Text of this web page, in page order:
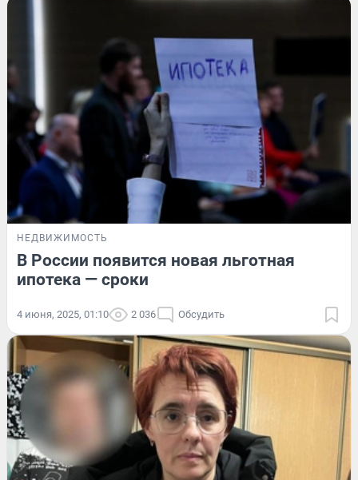
НЕДВИЖИМОСТЬ
В России появится новая льготная
ипотека — сроки
4 июня, 2025, 01:10 2 036 Обсудить